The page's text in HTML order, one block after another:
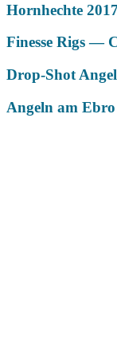
Hornhechte
Finesse Rigs —
Drop-Shot
Angeln am